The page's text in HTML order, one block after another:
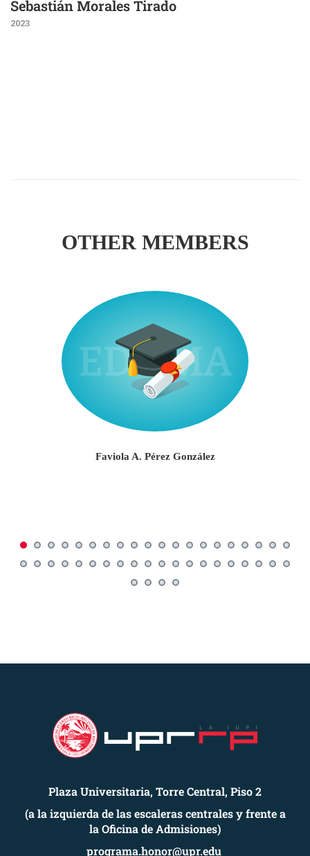
Sebastián Morales Tirado
2023
OTHER MEMBERS
Faviola A. Pérez González
Plaza Universitaria, Torre Central, Piso 2
(a la izquierda de las escaleras centrales y frente a
la Oficina de Admisiones)
programa.honor@upr.edu